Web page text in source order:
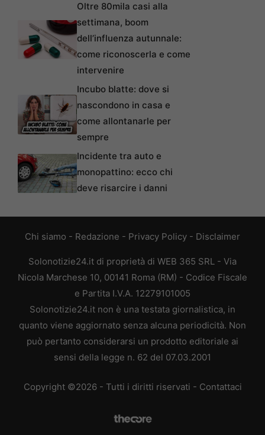
Oltre 80mila casi alla
settimana, boom
dell’influenza autunnale:
come riconoscerla e come
intervenire
Incubo blatte: dove si
nascondono in casa e
come allontanarle per
sempre
Incidente tra auto e
monopattino: ecco chi
deve risarcire i danni
Chi siamo - Redazione - Privacy Policy - Disclaimer
Solonotizie24.it di proprietà di WEB 365 SRL - Via
Nicola Marchese 10, 00141 Roma (RM) - Codice Fiscale
e Partita I.V.A. 12279101005
Solonotizie24.it non è una testata giornalistica, in
quanto viene aggiornato senza alcuna periodicità. Non
può pertanto considerarsi un prodotto editoriale ai
sensi della legge n. 62 del 07.03.2001
Copyright ©2026 - Tutti i diritti riservati - Contattaci